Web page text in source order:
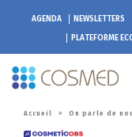
AGENDA NEWSLETTERS
PLATEFORME
Accueil > On parle de